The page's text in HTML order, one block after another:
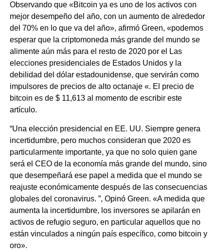
Observando que «Bitcoin ya es uno de los activos con
mejor desempeño del año, con un aumento de alrededor
del 70% en lo que va del año», afirmó Green, «podemos
esperar que la criptomoneda más grande del mundo se
alimente aún más para el resto de 2020 por el Las
elecciones presidenciales de Estados Unidos y la
debilidad del dólar estadounidense, que servirán como
impulsores de precios de alto octanaje «. El precio de
bitcoin es de $ 11,613 al momento de escribir este
artículo.
“Una elección presidencial en EE. UU. Siempre genera
incertidumbre, pero muchos consideran que 2020 es
particularmente importante, ya que no solo quien gane
será el CEO de la economía más grande del mundo, sino
que desempeñará ese papel a medida que el mundo se
reajuste económicamente después de las consecuencias
globales del coronavirus. ”, Opinó Green. «A medida que
aumenta la incertidumbre, los inversores se apilarán en
activos de refugio seguro, en particular aquellos que no
están vinculados a ningún país específico, como bitcoin y
oro».